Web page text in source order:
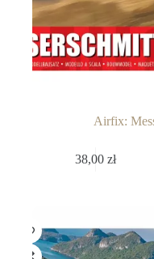
Airfix:
38,00zł